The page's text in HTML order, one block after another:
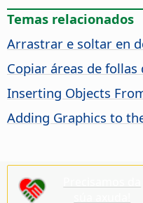
Temas relacionados
Arrastrar e soltar en
Copiar áreas de
Inserting Objects
Adding Graphics to